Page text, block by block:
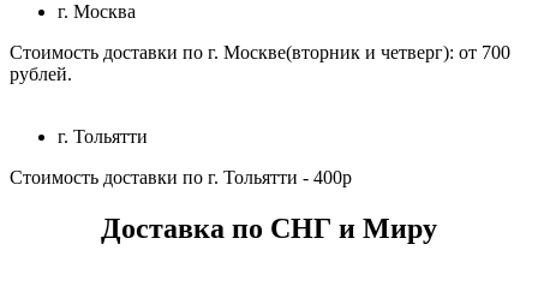
г. Москва
Стоимость доставки по г. Москве(вторник и четверг): от 700
рублей.
г. Тольятти
Стоимость доставки по г. Тольятти - 400р
Доставка по СНГ и Миру